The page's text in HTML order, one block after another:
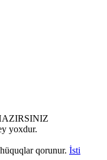
yoxdur.
qorunur. İsti